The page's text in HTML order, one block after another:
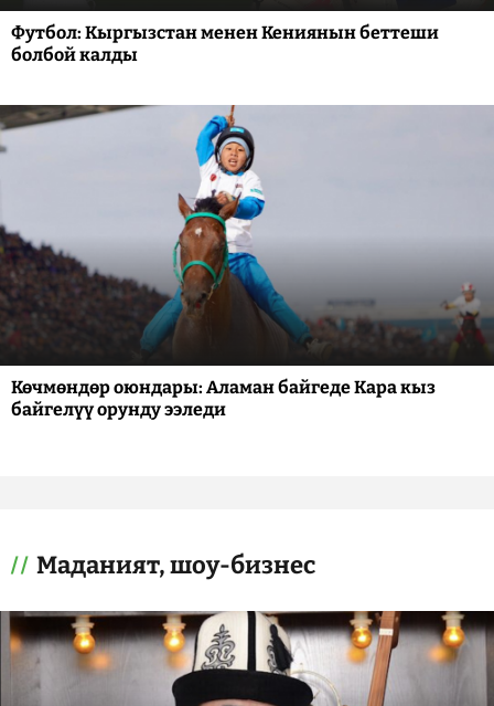
Футбол: Кыргызстан менен Кениянын беттеши
болбой калды
Көчмөндөр оюндары: Аламан байгеде Кара кыз
байгелүү орунду ээледи
Маданият, шоу-бизнес